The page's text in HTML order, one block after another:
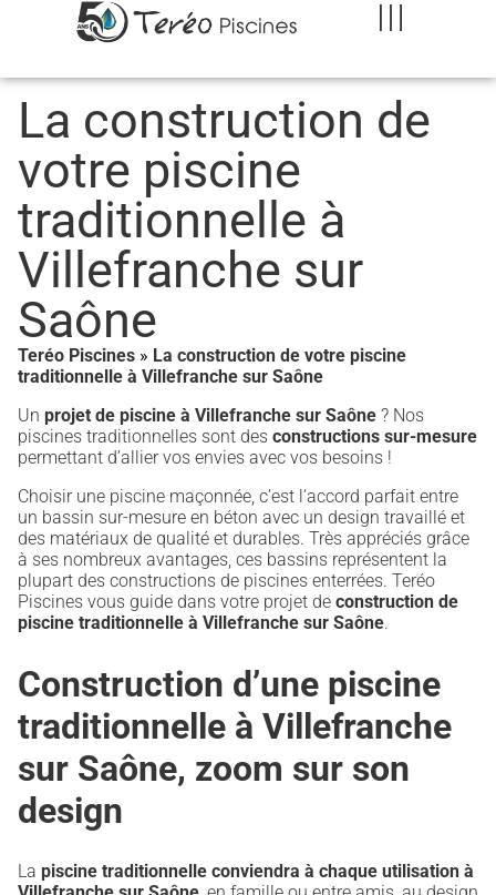
La construction de
votre piscine
traditionnelle à
Villefranche sur
Saône
Teréo Piscines » La construction de votre piscine
traditionnelle à Villefranche sur Saône
Un projet de piscine à Villefranche sur Saône ? Nos
piscines traditionnelles sont des constructions sur-mesure
permettant d’allier vos envies avec vos besoins !
Choisir une piscine maçonnée, c’est l’accord parfait entre
un bassin sur-mesure en béton avec un design travaillé et
des matériaux de qualité et durables. Très appréciés grâce
à ses nombreux avantages, ces bassins représentent la
plupart des constructions de piscines enterrées. Teréo
Piscines vous guide dans votre projet de construction de
piscine traditionnelle à Villefranche sur Saône.
Construction d’une piscine
traditionnelle à Villefranche
sur Saône, zoom sur son
design
La piscine traditionnelle conviendra à chaque utilisation à